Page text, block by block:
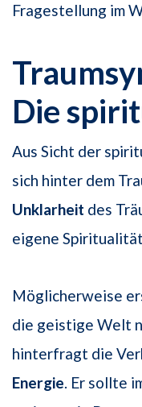
Fragestellung im
Die
Aus Sicht der
sich hinter dem
Unklarheit des
eigene
Möglicherweise
die geistige Welt
hinterfragt die
Energie. Er sollte